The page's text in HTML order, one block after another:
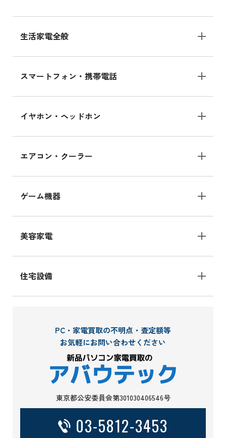
生活家電全般
スマートフォン・携帯電話
イヤホン・ヘッドホン
エアコン・クーラー
ゲーム機器
美容家電
住宅設備
PC・家電買取の不明点・査定額等
お気軽にお問い合わせください
東京都公安委員会第301030406546号
03-5812-3453